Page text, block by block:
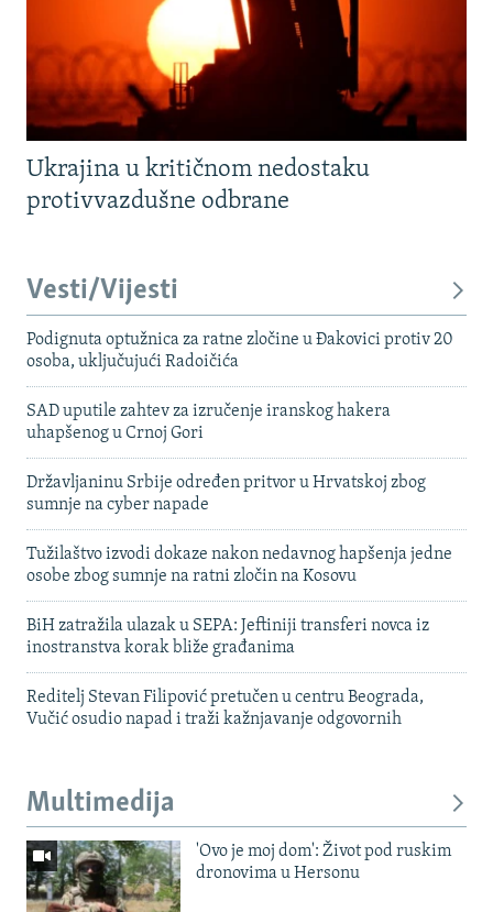
Ukrajina u kritičnom nedostaku
protivvazdušne odbrane
Vesti/Vijesti
Podignuta optužnica za ratne zločine u Đakovici protiv 20
osoba, uključujući Radoičića
SAD uputile zahtev za izručenje iranskog hakera
uhapšenog u Crnoj Gori
Državljaninu Srbije određen pritvor u Hrvatskoj zbog
sumnje na cyber napade
Tužilaštvo izvodi dokaze nakon nedavnog hapšenja jedne
osobe zbog sumnje na ratni zločin na Kosovu
BiH zatražila ulazak u SEPA: Jeftiniji transferi novca iz
inostranstva korak bliže građanima
Reditelj Stevan Filipović pretučen u centru Beograda,
Vučić osudio napad i traži kažnjavanje odgovornih
Multimedija
'Ovo je moj dom': Život pod ruskim
dronovima u Hersonu